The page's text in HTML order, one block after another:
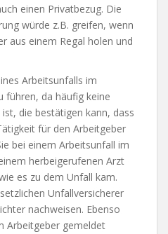
einen Privatbezug. Die
würde z.B. greifen, wenn
aus einem Regal holen und
Arbeitsunfalls im
führen, da häufig keine
die bestätigen kann, dass
für den Arbeitgeber
bei einem Arbeitsunfall im
herbeigerufenen Arzt
es zu dem Unfall kam.
Unfallversicherer
nachweisen. Ebenso
Arbeitgeber gemeldet